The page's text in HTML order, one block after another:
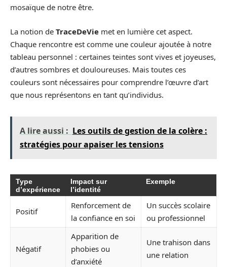
mosaïque de notre être.
La notion de TraceDeVie met en lumière cet aspect.
Chaque rencontre est comme une couleur ajoutée à notre
tableau personnel : certaines teintes sont vives et joyeuses,
d’autres sombres et douloureuses. Mais toutes ces
couleurs sont nécessaires pour comprendre l’œuvre d’art
que nous représentons en tant qu’individus.
A lire aussi : Les outils de gestion de la colère :
stratégies pour apaiser les tensions
Type
d’expérience
Impact sur
l’identité
Exemple
Positif
Renforcement de
la confiance en soi
Un succès scolaire
ou professionnel
Négatif
Apparition de
phobies ou
d’anxiété
Une trahison dans
une relation